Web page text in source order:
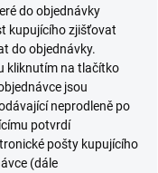
do objednávky
kupujícího zjišťovat
do objednávky.
kliknutím na tlačítko
jsou
neprodleně po
potvrdí
pošty kupujícího
(dále